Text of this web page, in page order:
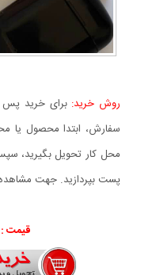
روش خرید: برای خرید پس
سفارش، ابتدا محصول یا
محل کار تحویل بگیرید،
پست بپردازید. جهت
قیمت :